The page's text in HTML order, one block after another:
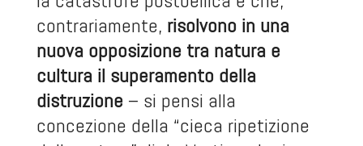
contrariamente, risolvono in una
nuova opposizione tra natura e
cultura il superamento della
distruzione– si pensi alla
concezione della “cieca ripetizione